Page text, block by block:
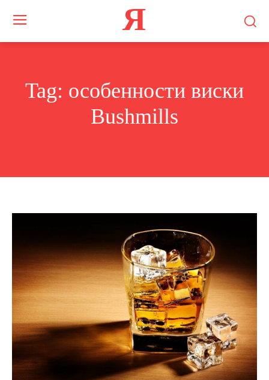
Я
Tag: особенности виски
Bushmills